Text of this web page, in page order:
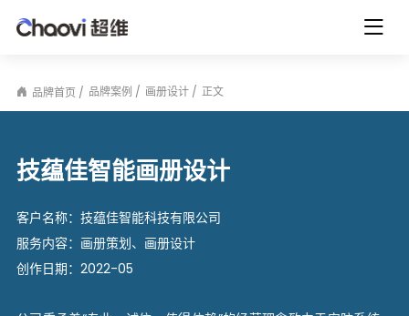
品牌首页 品牌案例 画册设计 正文
技蕴佳智能画册设计
客户名称： 技蕴佳智能科技有限公司
服务内容： 画册策划、画册设计
创作日期： 2022-05